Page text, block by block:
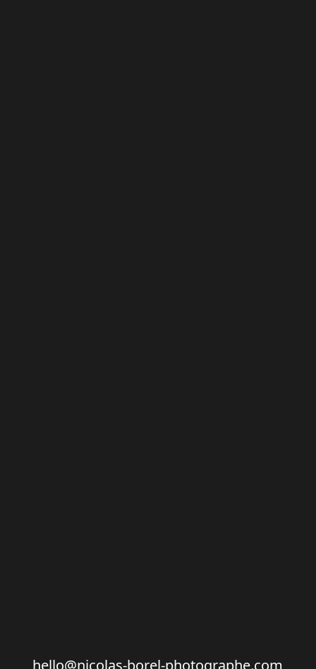
hello@nicolas-borel-photographe.com